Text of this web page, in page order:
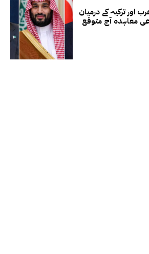
اور ترکیہ کے درمیان
معاہدہ آج متوقع